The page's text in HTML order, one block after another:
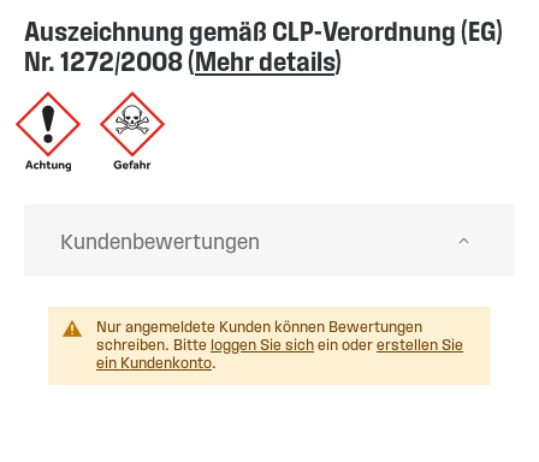
Auszeichnung gemäß CLP-Verordnung (EG)
Nr. 1272/2008 (Mehr details)
Kundenbewertungen
Nur angemeldete Kunden können Bewertungen
schreiben. Bitte loggen Sie sich ein oder erstellen Sie
ein Kundenkonto.